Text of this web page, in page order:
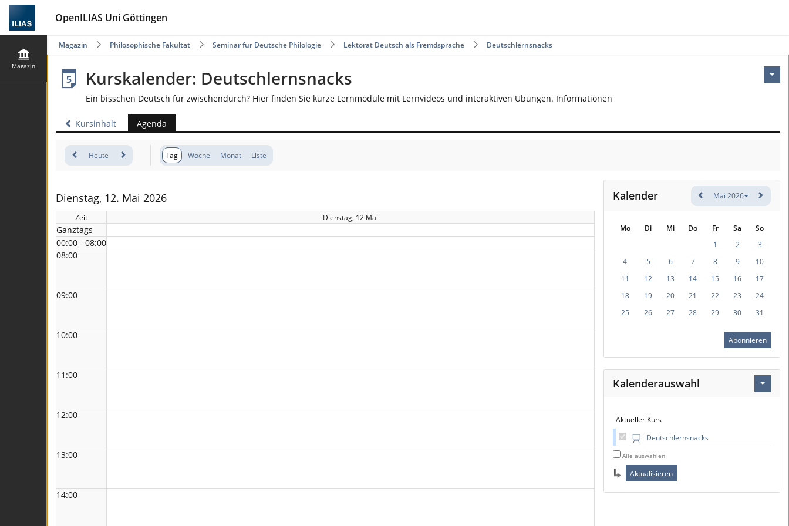
OpenILIAS Uni Göttingen
Magazin
Magazin Philosophische Fakultät Seminar für Deutsche Philologie Lektorat Deutsch als Fremdsprache Deutschlernsnacks
Kurskalender: Deutschlernsnacks
Ein bisschen Deutsch für zwischendurch? Hier finden Sie kurze Lernmodule mit Lernvideos und interaktiven Übungen. Informationen
Kursinhalt Agenda
Heute Tag Woche Monat Liste
Dienstag, 12. Mai 2026
Zeit Dienstag, 12 Mai
Ganztags
00:00 - 08:00
08:00
09:00
10:00
11:00
12:00
13:00
14:00
Kalender Mai 2026
Mo Di Mi Do Fr Sa
So
1
2
3
4
5 6 7 8 9
10
11
12 13 14 15 16
17
18
19 20 21 22 23
24
25
26 27 28 29 30 31
Abonnieren
Kalenderauswahl
Aktueller Kurs
Deutschlernsnacks
Alle auswählen